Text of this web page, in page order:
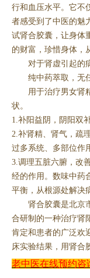
行和血压水平。它不
者感受到了中医的魅
试肾合胶囊，让身体
的财富，珍惜身体，
对于肾虚引起的
纯中药萃取，
用于治疗男女肾
状。
1.补阳益阴，阴阳双
2.补肾精、肾气，疏
过多系统、多部位作
3.调理五脏六腑，改
经的作用。数味中药
平衡，从根源处解决
肾合胶囊是北京市
合研制的一种治疗肾
肯定和患者的广泛欢
床实验结果，用肾合
老中医在线预约咨